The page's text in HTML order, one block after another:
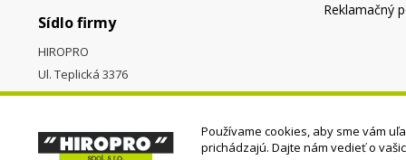
Sídlo firmy
HIROPRO
Ul. Teplická 3376
058 01Poprad
Reklamačný
Používame cookies, aby sme vám
prichádzajú. Dajte nám vedieť o